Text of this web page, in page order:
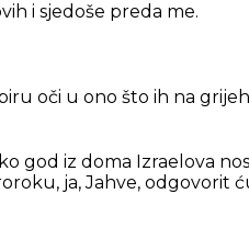
i sjedoše preda me.
oči u ono što ih na
god iz doma Izraelova
ja, Jahve, odgovorit